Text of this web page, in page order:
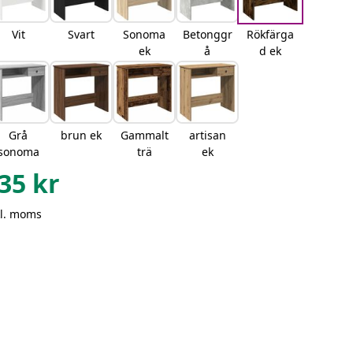
Vit Svart
Sonoma
ek
Betonggr
å
Rökfärga
d ek
Grå
brun ek
Gammalt
trä
artisan
ek
kr
moms